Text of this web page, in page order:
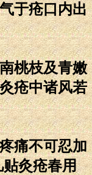
于疮口内出
桃枝及青嫩
疮中诸风若
痛不可忍加
灸疮春用